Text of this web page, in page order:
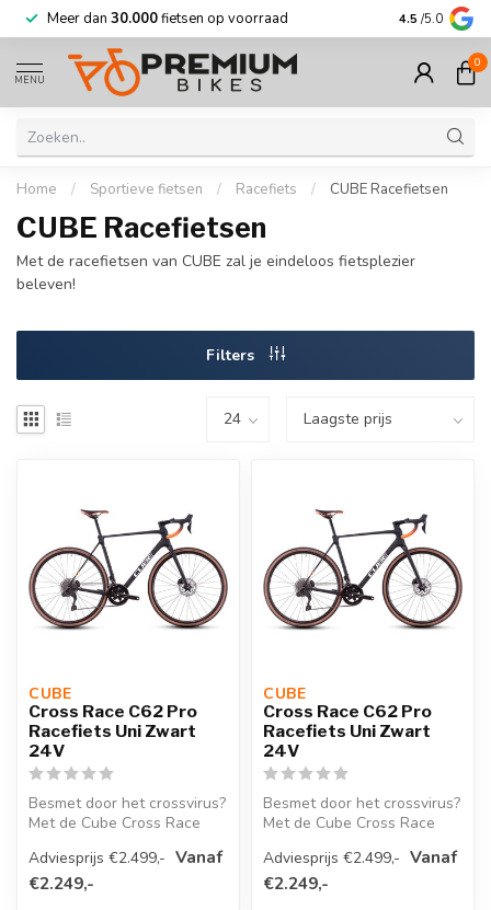
Meer dan 30.000fietsen op voorraad Korting tot
4.5 /5.0
MENU
0
Home / Sportieve fietsen / Racefiets / CUBE Racefietsen
CUBE Racefietsen
Met de racefietsen van CUBE zal je eindeloos fietsplezier
beleven!
Filters
CUBE
Cross Race C62 Pro
Racefiets Uni Zwart
24V
Besmet door het crossvirus?
Met de Cube Cross Race
een...
Adviesprijs €2.499,- Vanaf
€2.249,-
CUBE
Cross Race C62 Pro
Racefiets Uni Zwart
24V
Besmet door het crossvirus?
Met de Cube Cross Race
een...
Adviesprijs €2.499,- Vanaf
€2.249,-